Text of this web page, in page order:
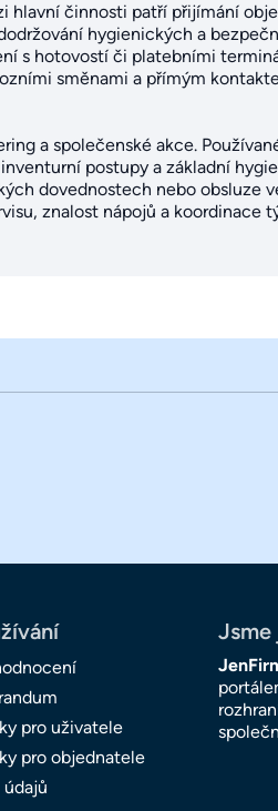
hlavní činnosti patří přijímání
hygienických a
s hotovostí či platebními
směnami a přímým
a společenské akce.
postupy a základní
dovednostech nebo obsluze
znalost nápojů a koordinace
pro uživatele
pro objednatele